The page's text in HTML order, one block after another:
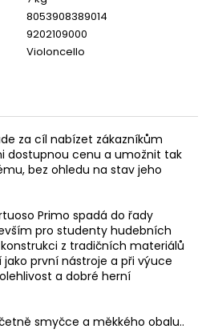
8053908389014
9202109000
Violoncello
za cíl nabízet zákazníkům
dostupnou cenu a umožnit tak
bez ohledu na stav jeho
Primo spadá do řady
pro studenty hudebních
z tradičních materiálů
první nástroje a při výuce
a dobré herní
smyčce a měkkého obalu..